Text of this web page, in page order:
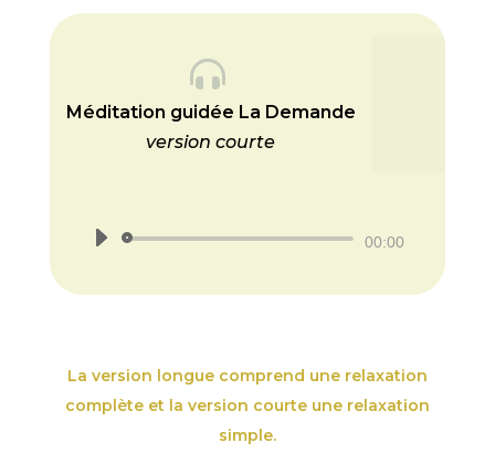

Méditation guidée La Demande
version courte
Lecteur
00:00
La version longue comprend une relaxation
complète et la version courte une relaxation
simple.